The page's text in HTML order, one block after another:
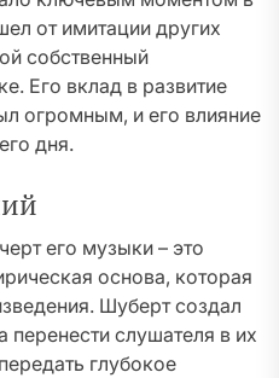
от имитации других
собственный
Его вклад в развитие
огромным, и его влияние
дня.
его музыки – это
основа, которая
Шуберт создал
слушателя в их
глубокое